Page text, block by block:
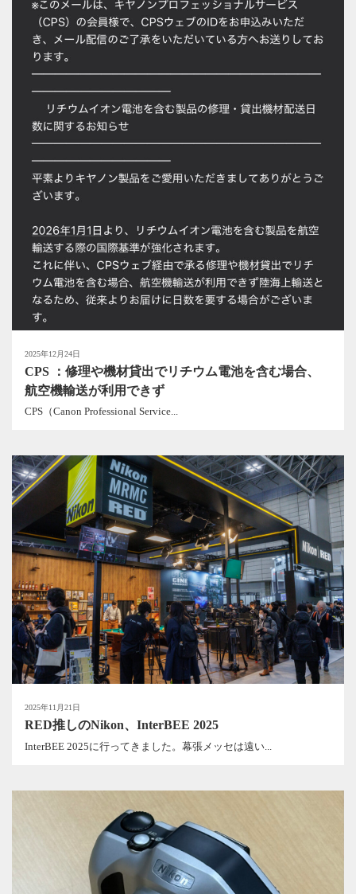
2025年12月24日
CPS ：修理や機材貸出でリチウム電池を含む場合、
航空機輸送が利用できず
CPS（Canon Professional Service...
2025年11月21日
RED推しのNikon、InterBEE 2025
InterBEE 2025に行ってきました。幕張メッセは遠い...